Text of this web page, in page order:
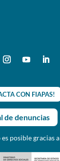
CON FIAPAS!
de denuncias
es posible gracias a